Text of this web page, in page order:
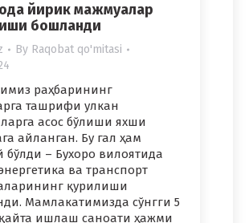
йирик мажмуалар
бошланди
By Raqobat qo'mitasi
раҳбарининг
ташрифи улкан
асос бўлиши яхши
айланган. Бу гал ҳам
бўлди – Бухоро вилоятида
ва транспорт
қурилиши
Мамлакатимизда сўнгги 5
ишлаш саноати ҳажми